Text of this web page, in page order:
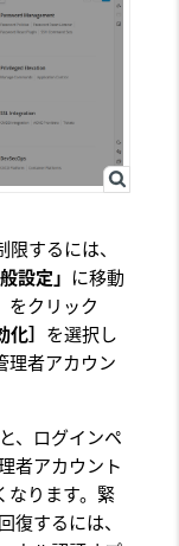
するには、
設定」 に移動
をクリック
］ を選択し
理者アカウン
、ログインペ
者アカウント
なります。緊
復するには、